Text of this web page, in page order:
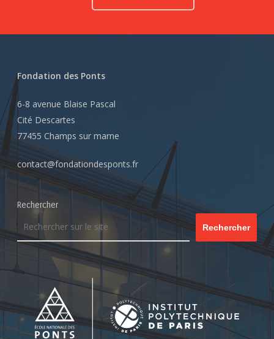
Fondation des Ponts
6-8 avenue Blaise Pascal
Cité Descartes
77455 Champs sur marne
contact@fondationdesponts.fr
Rechercher
Rechercher